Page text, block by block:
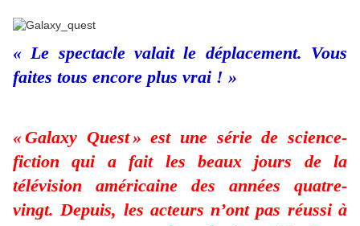
« Le spectacle valait le déplacement. Vous
faites tous encore plus vrai ! »
« Galaxy Quest » est une série de science-
fiction qui a fait les beaux jours de la
télévision américaine des années quatre-
vingt. Depuis, les acteurs n’ont pas réussi à